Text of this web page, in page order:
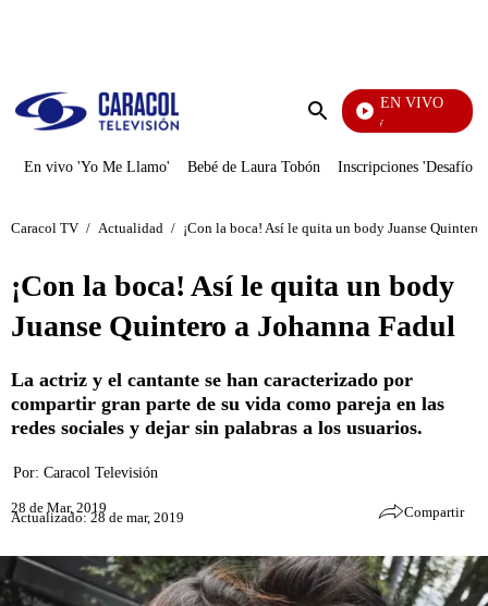
Enviar
EN VIVO
La Finca De Hoy
En vivo 'Yo Me Llamo' Bebé de Laura Tobón Inscripciones 'Desafío'
Caracol TV / Actualidad / ¡Con la boca! Así le quita un body Juanse Quintero
¡Con la boca! Así le quita un body
Juanse Quintero a Johanna Fadul
La actriz y el cantante se han caracterizado por
compartir gran parte de su vida como pareja en las
redes sociales y dejar sin palabras a los usuarios.
Por: Caracol Televisión
28 de Mar, 2019
Actualizado: 28 de mar, 2019 Compartir